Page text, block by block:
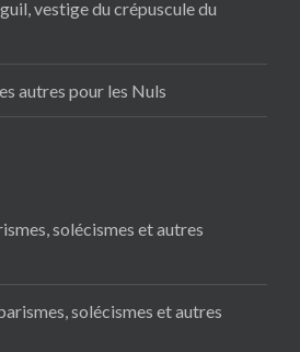
vestige du crépuscule du
autres pour les Nuls
solécismes et autres
solécismes et autres